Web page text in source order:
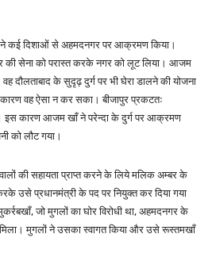
ने कई दिशाओं से अहमदनगर पर आक्रमण किया।
सेना को परास्त करके नगर को लूट लिया। आजम
दौलताबाद के सुदृढ़ दुर्ग पर भी घेरा डालने की योजना
वह ऐसा न कर सका। बीजापुर प्रकटतः
इस कारण आजम खाँ ने परेन्दा के दुर्ग पर आक्रमण
को लौट गया।
वालों की सहायता प्राप्त करने के लिये मलिक अम्बर के
उसे प्रधानमंत्री के पद पर नियुक्त कर दिया गया
जो मुगलों का घोर विरोधी था, अहमदनगर के
मुगलों ने उसका स्वागत किया और उसे रूस्तमखाँ